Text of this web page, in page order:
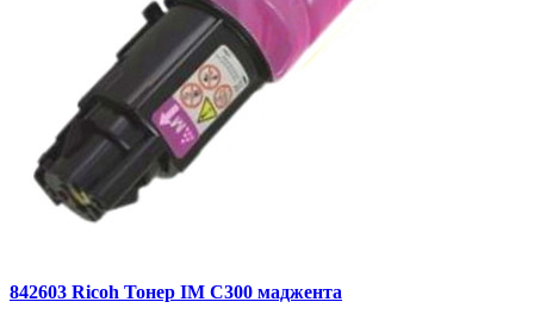
842603 Ricoh Тонер IM C300 маджента